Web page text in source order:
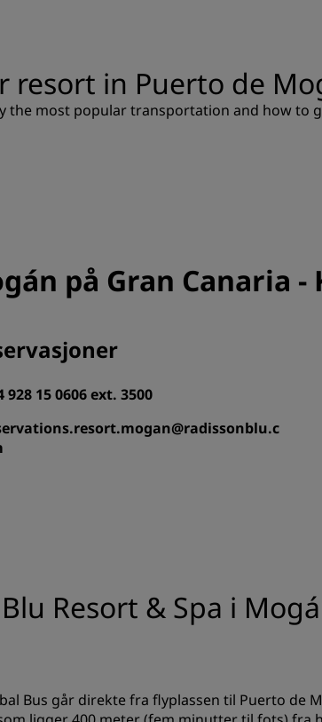
Bestill et møterom
Be om et tilbud
Matservering
resort in Puerto de
most popular transportation and how to
på Gran Canaria
928 15 0606 ext. 3500
Resort & Spa i
Bus går direkte fra flyplassen til Puerto de